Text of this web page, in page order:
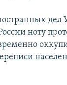
дел
ноту